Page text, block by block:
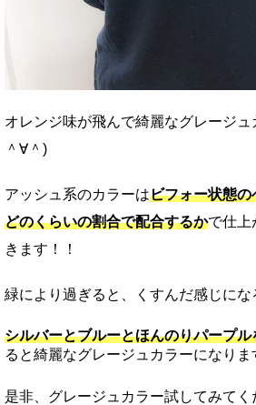
オレンジ味が飛んで綺麗なグレージ
＾∀＾)
アッシュ系のカラーはビフォー状態
どのくらいの割合で配合するかで仕上
きます！！
緑により過ぎると、くすんだ感じにな
シルバーとブルーとほんのりパープ
ると綺麗なグレージュカラーになり
是非、グレージュカラー試してみてく